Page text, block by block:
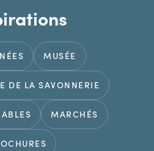
MUSÉE
DE LA SAVONNERIE
MARCHÉS